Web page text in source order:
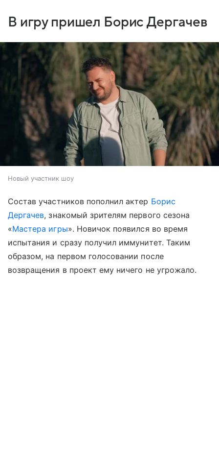
В игру пришел Борис Дергачев
Новый участник шоу
Состав участников пополнил актер Борис
Дергачев, знакомый зрителям первого сезона
«Мастера игры». Новичок появился во время
испытания и сразу получил иммунитет. Таким
образом, на первом голосовании после
возвращения в проект ему ничего не угрожало.